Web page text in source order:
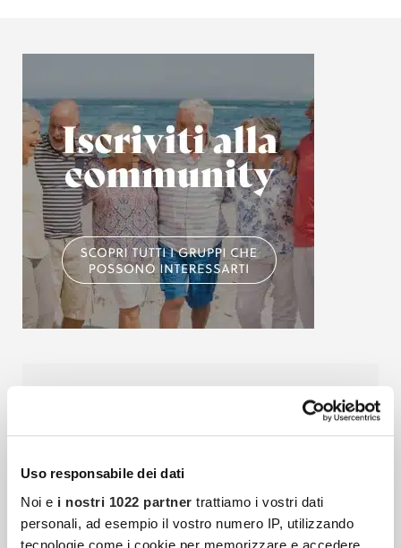
Uso responsabile dei dati
Noi e i nostri 1022 partner trattiamo i vostri dati
personali, ad esempio il vostro numero IP, utilizzando
tecnologie come i cookie per memorizzare e accedere
Un Futuro Più Verde
Quando si parla di sostenibilità, spesso si
tende a pensare che siano necessarie